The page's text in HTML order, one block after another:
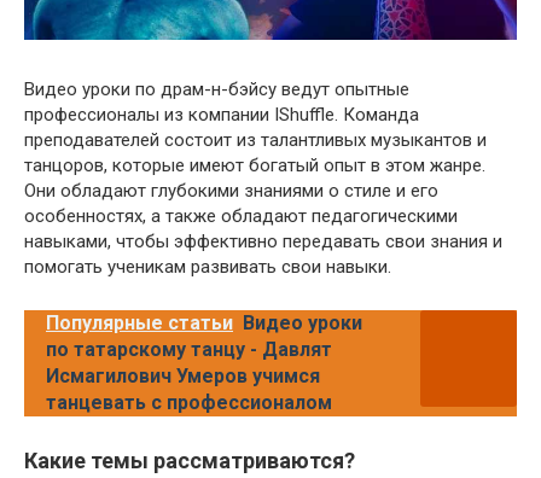
Видео уроки по драм-н-бэйсу ведут опытные
профессионалы из компании IShuffle. Команда
преподавателей состоит из талантливых музыкантов и
танцоров, которые имеют богатый опыт в этом жанре.
Они обладают глубокими знаниями о стиле и его
особенностях, а также обладают педагогическими
навыками, чтобы эффективно передавать свои знания и
помогать ученикам развивать свои навыки.
Популярные статьи Видео уроки
по татарскому танцу - Давлят
Исмагилович Умеров учимся
танцевать с профессионалом
Какие темы рассматриваются?